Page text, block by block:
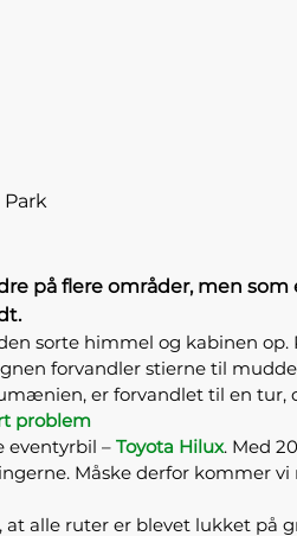
på flere områder, men
sorte himmel og kabinen
forvandler stierne til
er forvandlet til en
problem
eventyrbil – Toyota Hilux. Med
Måske derfor kommer
at alle ruter er blevet lukket